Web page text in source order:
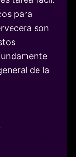
para
son
de la